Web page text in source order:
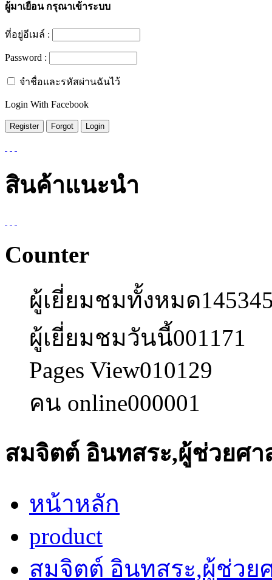
ผู้มาเยือนกรุณาเข้าระบบ
ที่อยู่อีเมล์ :
Password :
จำชื่อและรหัสผ่านฉันไว้
Login With Facebook
สินค้าแนะนำ
Counter
ผู้เยี่ยมชมทั้งหมด
ผู้เยี่ยมชมวันนี้001171
Pages View010129
คน online000001
สมจิตต์ อินทสระ,ผู้ช่วยศา
หน้าหลัก
product
สมจิตต์ อินทสระ,ผู้ช่วย